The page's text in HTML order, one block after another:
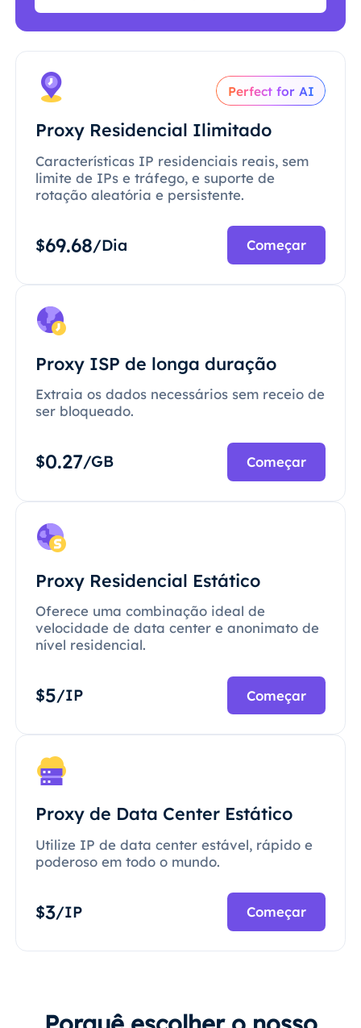
Perfect for AI
Proxy Residencial Ilimitado
Características IP residenciais reais, sem
limite de IPs e tráfego, e suporte de
rotação aleatória e persistente.
$69.68/Dia Começar
Proxy ISP de longa duração
Extraia os dados necessários sem receio de
ser bloqueado.
$0.27/GB Começar
Proxy Residencial Estático
Oferece uma combinação ideal de
velocidade de data center e anonimato de
nível residencial.
$5/IP Começar
Proxy de Data Center Estático
Utilize IP de data center estável, rápido e
poderoso em todo o mundo.
$3/IP Começar